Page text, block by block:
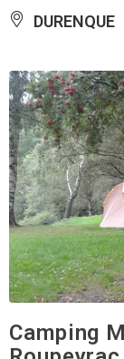
DURENQUE
Camping